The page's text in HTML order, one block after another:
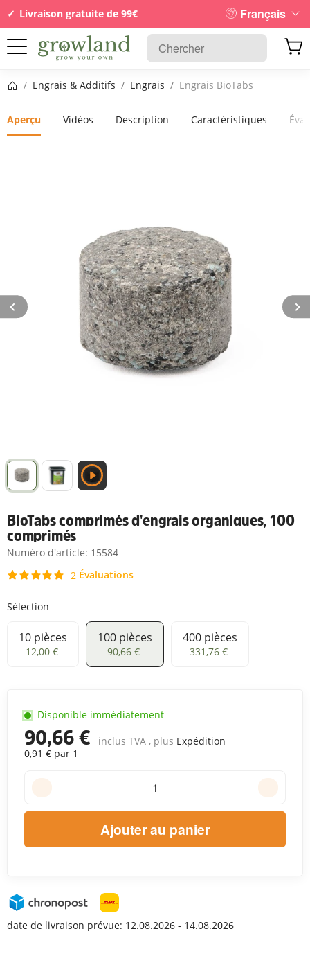
Livraison gratuite de 99€ Français
Page d’accueil
/ Engrais & Additifs / Engrais / Engrais BioTabs
Aperçu Vidéos Description Caractéristiques
BioTabs comprimés d'engrais organiques, 100
comprimés
Numéro d'article: 15584
2 Évaluations
Sélection
10 pièces
10 pièces
12,00 €
100 pièces
100 pièces
90,66 €
400 pièces
400 pièces
331,76 €
90,66 € inclus TVA , plus Expédition
0,91 € par 1
Disponible immédiatement
Ajouter au panier
date de livraison prévue: 12.08.2026 - 14.08.2026